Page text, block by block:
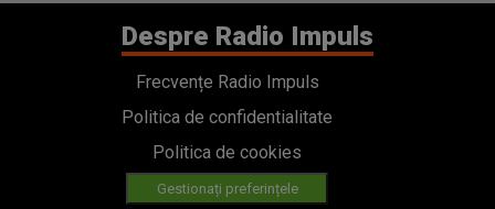
Despre Radio Impuls
Frecvențe Radio Impuls
Politica de confidentialitate
Politica de cookies
Gestionați preferințele